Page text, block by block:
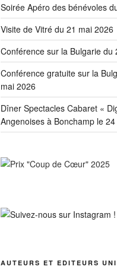
Soirée Apéro des bénévoles
Visite de Vitré du 21 mai 2026
Conférence sur la Bulgarie du
Conférence gratuite sur la
mai 2026
Dîner Spectacles Cabaret «
Angenoises à Bonchamp le
AUTEURS ET EDITEURS